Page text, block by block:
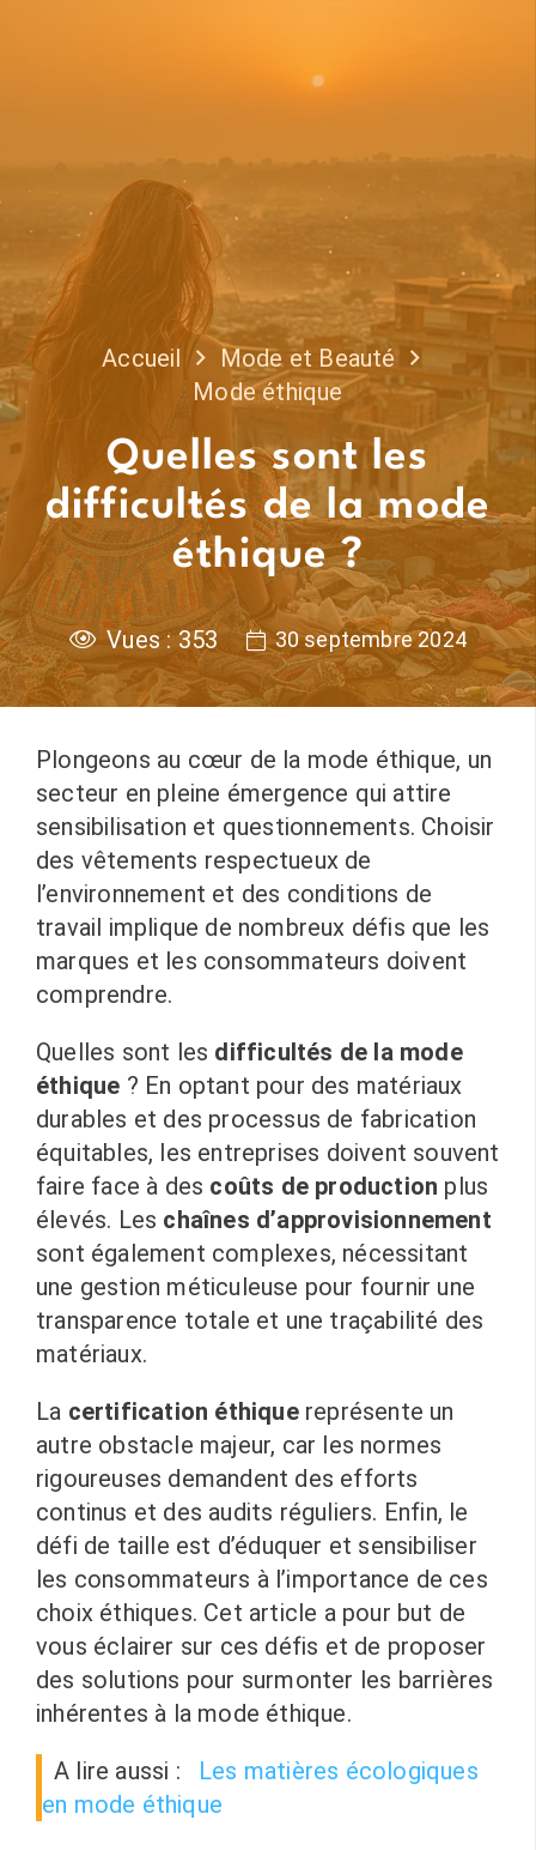
Accueil
Mode et Beauté
Mode éthique
Quelles sont les
difficultés de la mode
éthique ?
Vues : 353 30 septembre 2024
Plongeons au cœur de la mode éthique, un
secteur en pleine émergence qui attire
sensibilisation et questionnements. Choisir
des vêtements respectueux de
l’environnement et des conditions de
travail implique de nombreux défis que les
marques et les consommateurs doivent
comprendre.
Quelles sont les difficultés de la mode
éthique ? En optant pour des matériaux
durables et des processus de fabrication
équitables, les entreprises doivent souvent
faire face à des coûts de production plus
élevés. Les chaînes d’approvisionnement
sont également complexes, nécessitant
une gestion méticuleuse pour fournir une
transparence totale et une traçabilité des
matériaux.
La certification éthiquereprésente un
autre obstacle majeur, car les normes
rigoureuses demandent des efforts
continus et des audits réguliers. Enfin, le
défi de taille est d’éduquer et sensibiliser
les consommateurs à l’importance de ces
choix éthiques. Cet article a pour but de
vous éclairer sur ces défis et de proposer
des solutions pour surmonter les barrières
inhérentes à la mode éthique.
A lire aussi :
Les matières écologiques
en mode éthique